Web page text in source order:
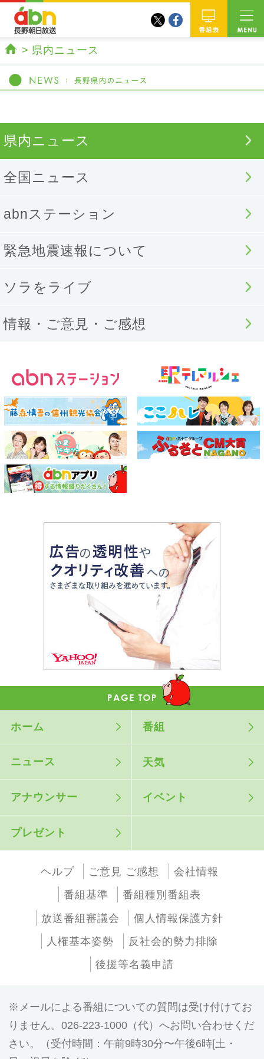
twitterfacebook
県内ニュース
県内ニュース
全国ニュース
abnステーション
緊急地震速報について
ソラをライブ
情報・ご意見・ご感想
ホーム 番組
ニュース 天気
アナウンサー イベント
プレゼント
ヘルプ ご意見 ご感想
会社情報
番組基準
番組種別番組表
放送番組審議会
個人情報保護方針
人権基本姿勢
反社会的勢力排除
後援等名義申請
メールによる番組についての質問は受け付けてお
りません。026-223-1000（代）へお問い合わせくだ
さい。（受付時間：午前9時30分〜午後6時[土・